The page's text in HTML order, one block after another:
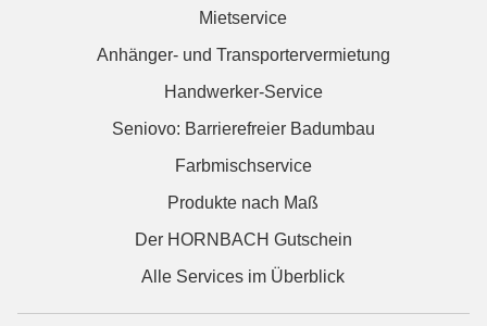
Mietservice
Anhänger- und Transportervermietung
Handwerker-Service
Seniovo: Barrierefreier Badumbau
Farbmischservice
Produkte nach Maß
Der HORNBACH Gutschein
Alle Services im Überblick